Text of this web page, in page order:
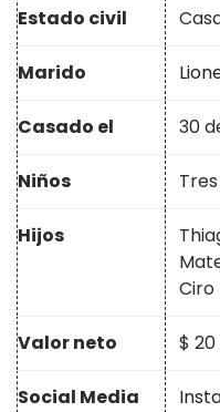
Estado civil
Marido
Casado el 30
Niños
Hijos
Ciro
Valor neto $
Social Media